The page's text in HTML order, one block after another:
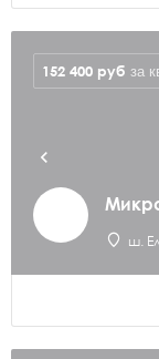
ш.
152 400 руб за